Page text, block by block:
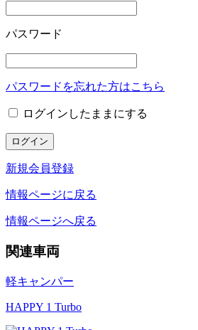
パスワード
パスワードを忘れた方はこちら
ログインしたままにする
新規会員登録
情報ページに戻る
情報ページへ戻る
関連車両
軽キャンパー
HAPPY 1 Turbo